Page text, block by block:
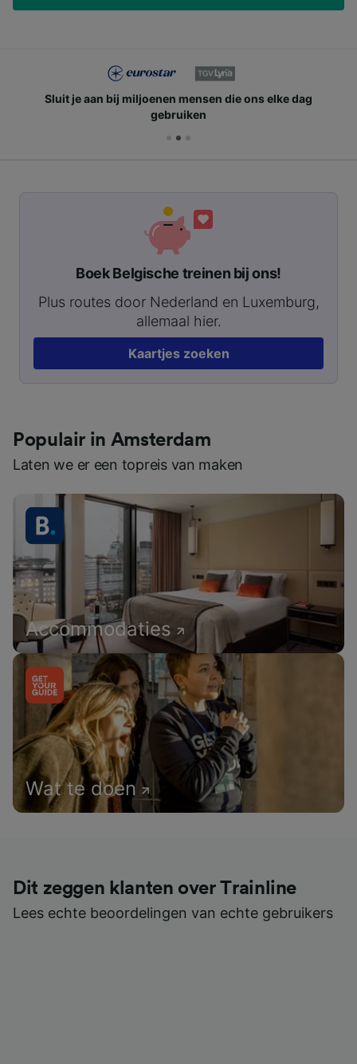
Sluit je aan bij miljoenen mensen die ons elke dag
gebruiken
Boek Belgische treinen bij ons!
Plus routes door Nederland en Luxemburg,
allemaal hier.
Kaartjes zoeken
Populair in Amsterdam
Laten we er een topreis van maken
Accommodaties
Wat te doen
Dit zeggen klanten over Trainline
Lees echte beoordelingen van echte gebruikers